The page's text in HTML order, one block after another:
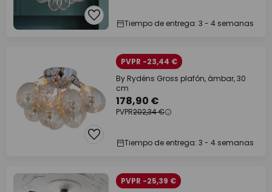
Tiempo de entrega: 3 - 4 semanas
PVPR -23,44 €
By Rydéns Gross plafón, ámbar, 30
cm
178,90 €
PVPR202,34 €
Tiempo de entrega: 3 - 4 semanas
PVPR -25,39 €